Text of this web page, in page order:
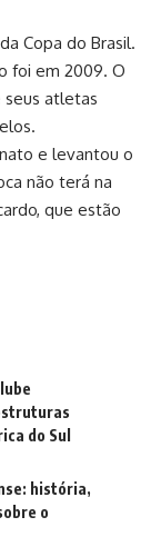
Copa do Brasil.
foi em 2009. O
seus atletas
e levantou o
não terá na
que estão
do Sul
história,
o